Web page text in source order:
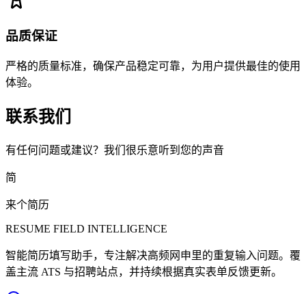
品质保证
严格的质量标准，确保产品稳定可靠，为用户提供最佳的使用
体验。
联系我们
有任何问题或建议？我们很乐意听到您的声音
简
来个简历
RESUME FIELD INTELLIGENCE
智能简历填写助手，专注解决高频网申里的重复输入问题。覆
盖主流 ATS 与招聘站点，并持续根据真实表单反馈更新。